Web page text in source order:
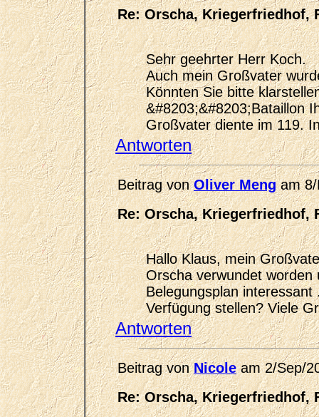
Re: Orscha, Kriegerfriedhof,
Sehr geehrter Herr Koch.
Auch mein Großvater
Könnten Sie bitte
&#8203;&#8203;Bataillon
Großvater diente im 119.
Antworten
Beitrag vonOliver Mengam 8/
Re: Orscha, Kriegerfriedhof,
Hallo Klaus, mein
Orscha verwundet
Belegungsplan
Verfügung stellen? Viele
Antworten
Beitrag vonNicoleam 2/Sep/
Re: Orscha, Kriegerfriedhof,